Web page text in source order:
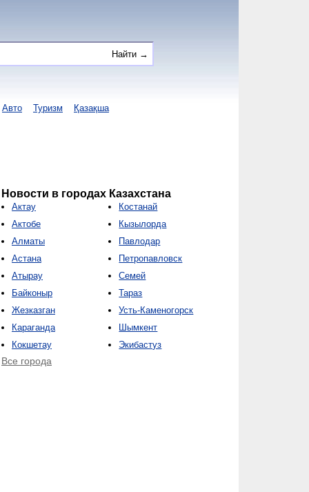
Авто Туризм Қазақша
Новости в городах Казахстана
Актау
Актобе
Алматы
Астана
Атырау
Байконыр
Жезказган
Караганда
Кокшетау
Костанай
Кызылорда
Павлодар
Петропавловск
Семей
Тараз
Усть-Каменогорск
Шымкент
Экибастуз
Все города